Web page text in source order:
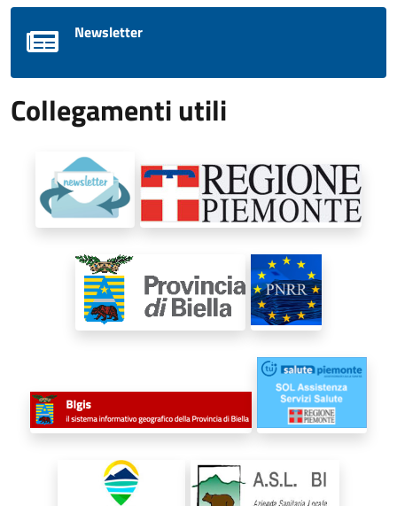
Newsletter
Collegamenti utili